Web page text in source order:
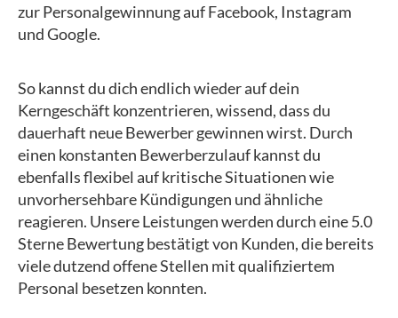
zur Personalgewinnung auf Facebook, Instagram
und Google.
So kannst du dich endlich wieder auf dein
Kerngeschäft konzentrieren, wissend, dass du
dauerhaft neue Bewerber gewinnen wirst. Durch
einen konstanten Bewerberzulauf kannst du
ebenfalls flexibel auf kritische Situationen wie
unvorhersehbare Kündigungen und ähnliche
reagieren. Unsere Leistungen werden durch eine 5.0
Sterne Bewertungbestätigt von Kunden, die bereits
viele dutzend offene Stellen mit qualifiziertem
Personal besetzen konnten.